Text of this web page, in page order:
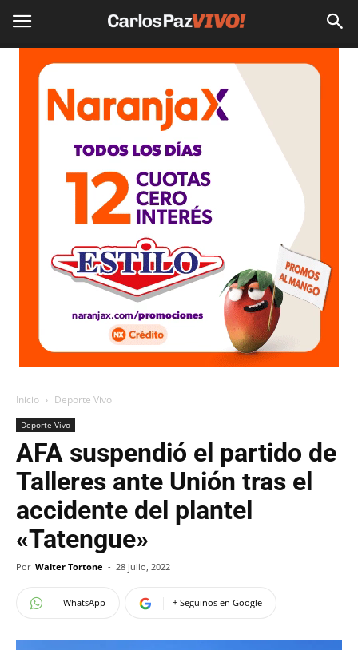
Inicio Deporte Vivo
Deporte Vivo
AFA suspendió el partido de
Talleres ante Unión tras el
accidente del plantel
«Tatengue»
Por Walter Tortone - 28 julio, 2022
WhatsApp + Seguinos en Google